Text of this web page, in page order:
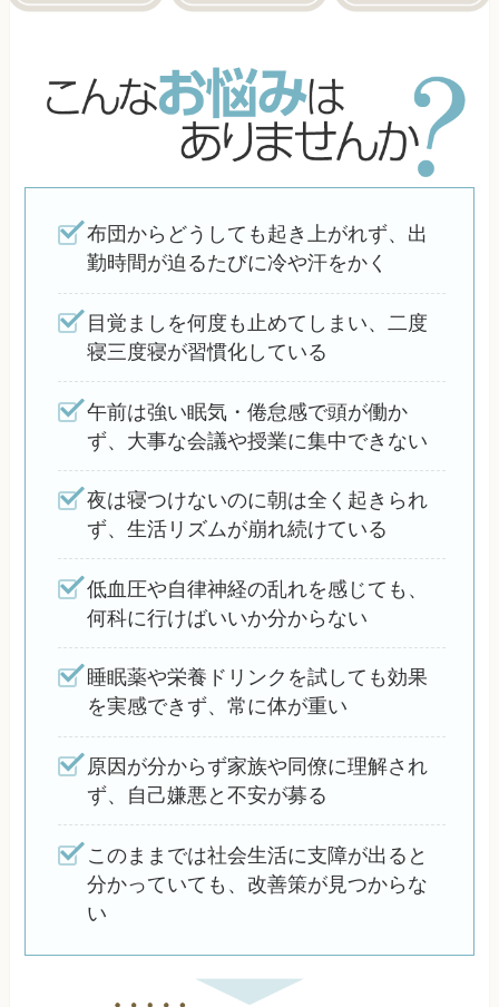
布団からどうしても起き上がれず、出
勤時間が迫るたびに冷や汗をかく
目覚ましを何度も止めてしまい、二度
寝三度寝が習慣化している
午前は強い眠気・倦怠感で頭が働か
ず、大事な会議や授業に集中できない
夜は寝つけないのに朝は全く起きられ
ず、生活リズムが崩れ続けている
低血圧や自律神経の乱れを感じても、
何科に行けばいいか分からない
睡眠薬や栄養ドリンクを試しても効果
を実感できず、常に体が重い
原因が分からず家族や同僚に理解され
ず、自己嫌悪と不安が募る
このままでは社会生活に支障が出ると
分かっていても、改善策が見つからな
い